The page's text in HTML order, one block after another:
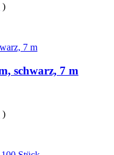
)
schwarz, 7 m
)